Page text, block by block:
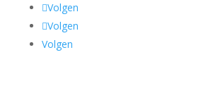
Volgen
Volgen
Volgen